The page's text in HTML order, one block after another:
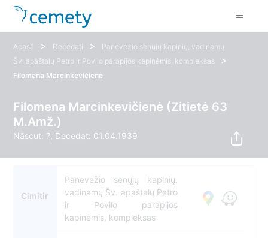
Acasă > Decedați >
Panevėžio senųjų kapinių, vadinamų
Šv. apaštalų Petro ir Povilo parapijos kapinėmis, kompleksas
>
Filomena Marcinkevičienė
Filomena Marcinkevičienė (Zitietė 63
M.Amž.)
Născut: ?, Decedat: 01.04.1939
Cimitir
Panevėžio senųjų kapinių,
vadinamų Šv. apaštalų Petro
ir Povilo parapijos
kapinėmis, kompleksas